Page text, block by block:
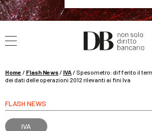
WEBINAR / 17 settembre
La governance dell’Intelligenza
Home / Flash News/ IVA/ Spesometro: differito il
dei dati delle operazioni 2012 rilevanti ai fini Iva
FLASH NEWS
IVA